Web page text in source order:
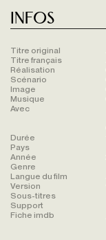
Infos
Titre original
Titre français
Réalisation
Scénario
Image
Musique
Avec
Durée
Pays
Année
Genre
Langue du film
Version
Sous-titres
Support
Fiche imdb